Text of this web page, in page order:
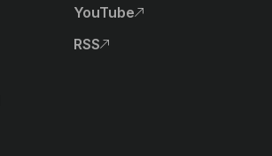
YouTube
, apre sito esterno in nuova
RSS
, apre sito esterno in nuova